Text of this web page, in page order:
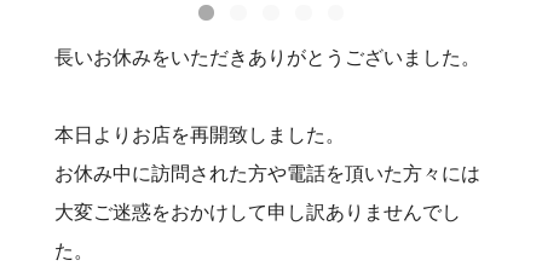
長いお休みをいただきありがとうございました。
本日よりお店を再開致しました。
お休み中に訪問された方や電話を頂いた方々には
大変ご迷惑をおかけして申し訳ありませんでし
た。